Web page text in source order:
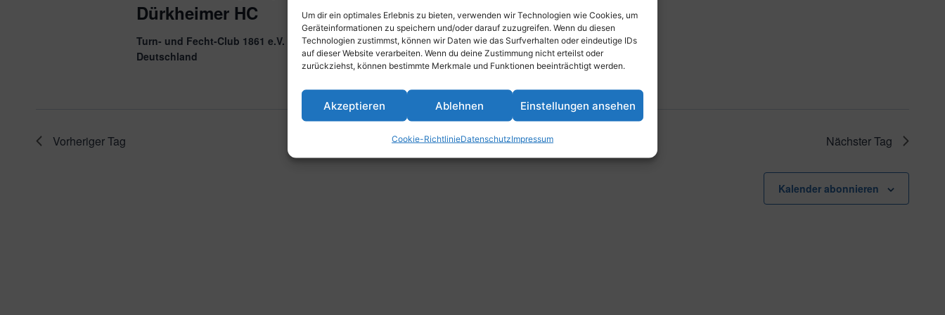
Um dir ein optimales Erlebnis zu bieten, verwenden wir Technologien wie Cookies, um
Geräteinformationen zu speichern und/oder darauf zuzugreifen. Wenn du diesen
Technologien zustimmst, können wir Daten wie das Surfverhalten oder eindeutige IDs
auf dieser Website verarbeiten. Wenn du deine Zustimmung nicht erteilst oder
zurückziehst, können bestimmte Merkmale und Funktionen beeinträchtigt werden.
Akzeptieren Ablehnen Einstellungen ansehen
Cookie-RichtlinieDatenschutzImpressum
Dürkheimer HC
Turn- und Fecht-Club 1861 e.V. Ludwigshafen, Parkstraße 43, 67061 Ludwigshafen am Rhein,
Deutschland
Vorheriger Tag Nächster Tag
Kalender abonnieren